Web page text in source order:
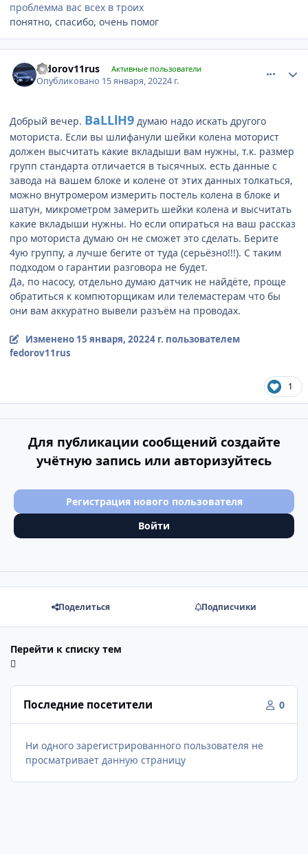
проблемма вас всех в троих
понятно, спасибо, очень помог
fedorov11rus Активные пользователи
Опубликовано 15 января, 20224 г.
Добрый вечер. BaLLlH9 думаю надо искать другого
моториста. Если вы шлифанули шейки колена моторист
должен высчитать какие вкладыши вам нужны, т.к. размер
групп стандарта отличается в тысячных. есть данные с
завода на вашем блоке и колене от этих данных толкаться,
можно внутромером измерить постель колена в блоке и
шатун, микрометром замерить шейки колена и высчитать
какие вкладыши нужны. Но если опираться на ваш рассказ
про моториста думаю он не сможет это сделать. Берите
4ую группу, а лучше бегите от туда (серьёзно!!!). С таким
подходом о гарантии разговора не будет.
Да, по насосу, отдельно думаю датчик не найдёте, проще
обратиться к компюторщикам или телемастерам что бы
они вам аккуратно вывели разъём на проводах.
Изменено 15 января, 20224 г. пользователем
fedorov11rus
1
Для публикации сообщений создайте
учётную запись или авторизуйтесь
Регистрация нового пользователя
Войти
Поделиться Подписчики
Перейти к списку тем
Последние посетители 0
Ни одного зарегистрированного пользователя не
просматривает данную страницу